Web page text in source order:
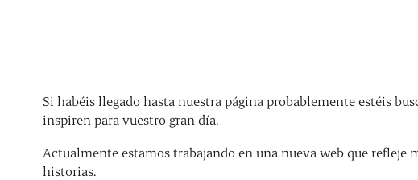
Si habéis llegado hasta nuestra página probablemente estéis
inspiren para vuestro gran día.
Actualmente estamos trabajando en una nueva web que refleje
historias.